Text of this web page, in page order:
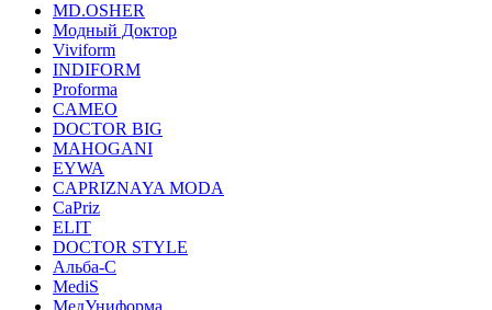
MD.OSHER
Модный Доктор
Viviform
INDIFORM
Proforma
CAMEO
DOCTOR BIG
MAHOGANI
EYWA
CAPRIZNAYA MODA
CaPriz
ELIT
DOCTOR STYLE
Альба-С
MediS
МедУниформа